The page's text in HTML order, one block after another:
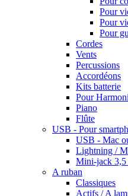
Pour
Pour
Pour
Cordes
Vents
Percussions
Accordéons
Kits batterie
Pour
Piano
Flûte
USB - Pour
USB - Mac
Lightning /
Mini-jack 3,5
A ruban
Classiques
Actifs / A